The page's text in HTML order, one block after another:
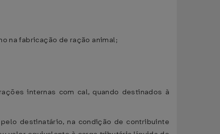
na fabricação de ração animal;
internas com cal, quando destinados à
destinatário, na condição de contribuinte